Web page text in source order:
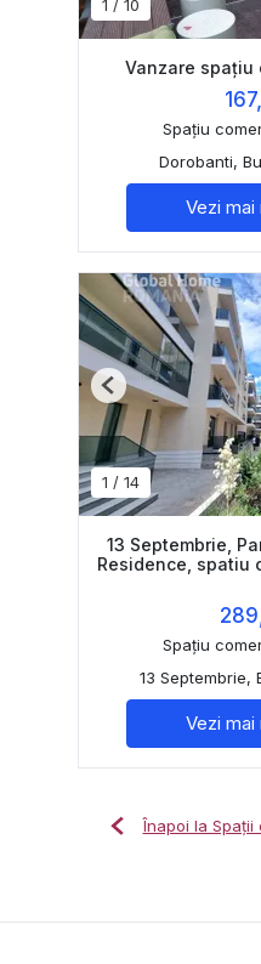
1 / 10
Vanzare spațiu
Spațiu
Dorobanti,
Vezi mai
1 / 14
Previous
13 Septembrie,
Residence, spatiu
Spațiu
13 Septembrie,
Vezi mai
Înapoi la Spații